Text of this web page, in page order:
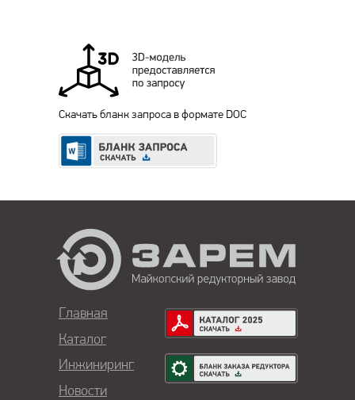
Скачать бланк запроса в формате DOC
Каталог
Инжиниринг
Главная
Новости